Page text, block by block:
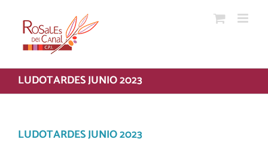
contenido
LUDOTARDES JUNIO 2023
LUDOTARDES JUNIO 2023